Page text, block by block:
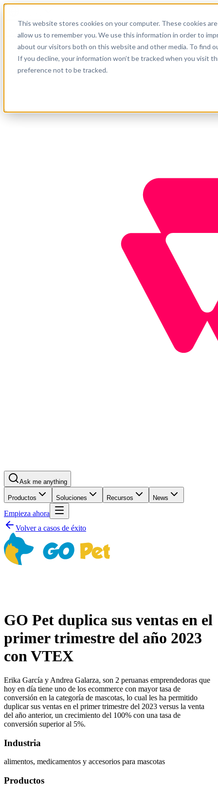
This website stores cookies on your computer. These cookies
allow us to remember you. We use this information in order to
about our visitors both on this website and other media. To find
If you decline, your information won’t be tracked when you visit
preference not to be tracked.
Soporte
Empresa
Empieza ahora
Ask me anything
Productos Soluciones Recursos News
Empieza ahora
Volver a casos de éxito
GO Pet duplica sus ventas en el
primer trimestre del año 2023
con VTEX
Erika García y Andrea Galarza, son 2 peruanas emprendedoras que
hoy en día tiene uno de los ecommerce con mayor tasa de
conversión en la categoría de mascotas, lo cual les ha permitido
duplicar sus ventas en el primer trimestre del 2023 versus la venta
del año anterior, un crecimiento del 100% con una tasa de
conversión superior al 5%.
Industria
alimentos, medicamentos y accesorios para mascotas
Productos